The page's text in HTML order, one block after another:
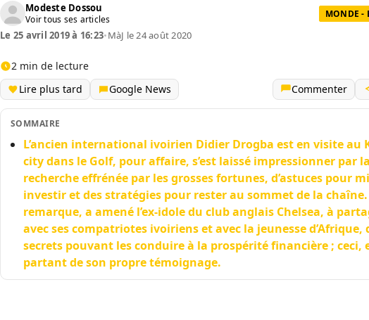
Modeste Dossou
Voir tous ses articles MONDE -
Le 25 avril 2019 à 16:23•MàJ le 24 août 2020
2 min de lecture
Lire plus tard
Google News Commenter
SOMMAIRE
L’ancien international ivoirien Didier Drogba est en visite au
city dans le Golf, pour affaire, s’est laissé impressionner par
recherche effrénée par les grosses fortunes, d’astuces pour
investir et des stratégies pour rester au sommet de la
remarque, a amené l’ex-idole du club anglais Chelsea, à
avec ses compatriotes ivoiriens et avec la jeunesse d’Afrique,
secrets pouvant les conduire à la prospérité financière ; ceci,
partant de son propre témoignage.